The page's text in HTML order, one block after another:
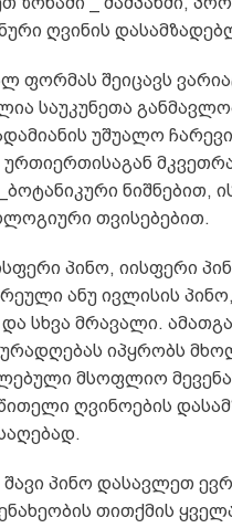
ღვინის
ფორმას შეიცავს
საუკუნეთა
უშუალო
ნიშნებით,
თვისებებით.
პინო, იისფერი
ანუ ივლისის პინო,
სხვა მრავალი.
იპყრობს
მსოფლიო
ღვინოების
პინო დასავლეთ
თითქმის